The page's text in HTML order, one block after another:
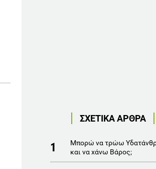
ΣΧΕΤΙΚΑ ΑΡΘΡΑ
1
Μπορώ να τρώω
και να χάνω Bάρος;